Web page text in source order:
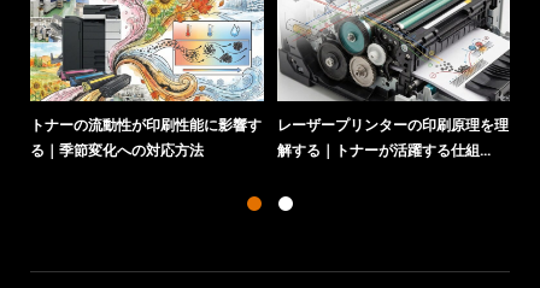
トナーの流動性が印刷性能に影響す
る｜季節変化への対応方法
レーザープリンターの印刷原理を理
解する｜トナーが活躍する仕組...